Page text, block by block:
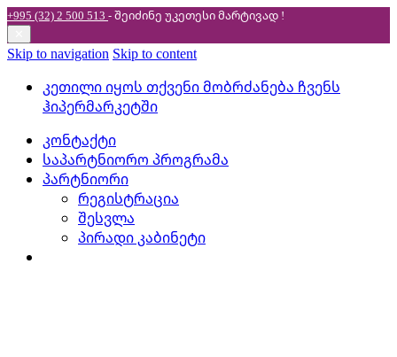
+995 (32) 2 500 513 - შეიძინე უკეთესიმარტივად !
Skip to navigation Skip to content
კეთილი იყოს თქვენი მობრძანება ჩვენს
ჰიპერმარკეტში
კონტაქტი
საპარტნიორო პროგრამა
პარტნიორი
რეგისტრაცია
შესვლა
პირადი კაბინეტი